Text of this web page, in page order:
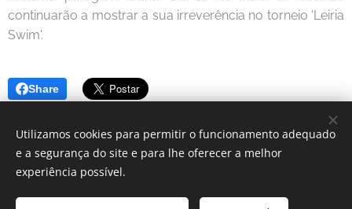
continuarão a mostrar a sua irreverência no torneio 'Leiria
Swim'.
Share
Utilizamos cookies para permitir o funcionamento adequado
e a segurança do site e para lhe oferecer a melhor
experiência possível.